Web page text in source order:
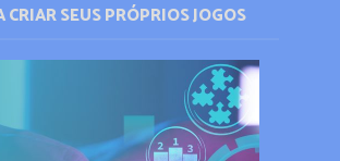
CRIAR SEUS PRÓPRIOS JOGOS